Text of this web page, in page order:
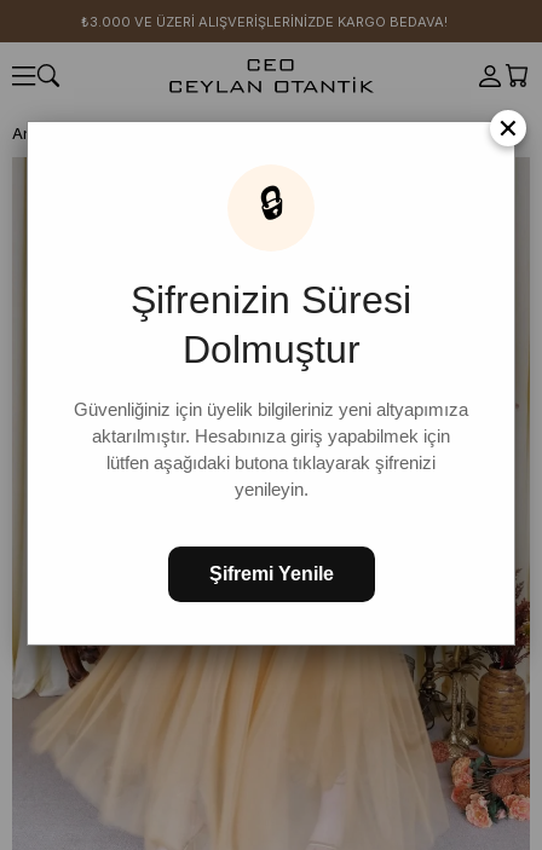
₺3.000 VE ÜZERİ ALIŞVERİŞLERİNİZDE KARGO BEDAVA!
Anasayfa ×
🔒
Şifrenizin Süresi
Dolmuştur
Güvenliğiniz için üyelik bilgileriniz yeni altyapımıza
aktarılmıştır. Hesabınıza giriş yapabilmek için
lütfen aşağıdaki butona tıklayarak şifrenizi
yenileyin.
Şifremi Yenile